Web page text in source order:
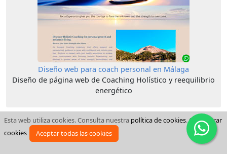
Diseño web para coach personal en Málaga
Diseño de página web de Coaching Holístico y reequilibrio
energético
Esta web utiliza cookies. Consulta nuestra política de cookies.Configurar
cookies
Aceptar todas las cookies